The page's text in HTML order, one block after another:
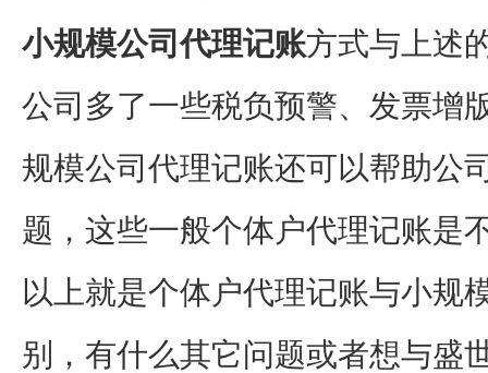
小规模公司代理记账方式与上述
公司多了一些税负预警、发票增
规模公司代理记账还可以帮助公
题，这些一般个体户代理记账是
以上就是个体户代理记账与小规
别，有什么其它问题或者想与盛